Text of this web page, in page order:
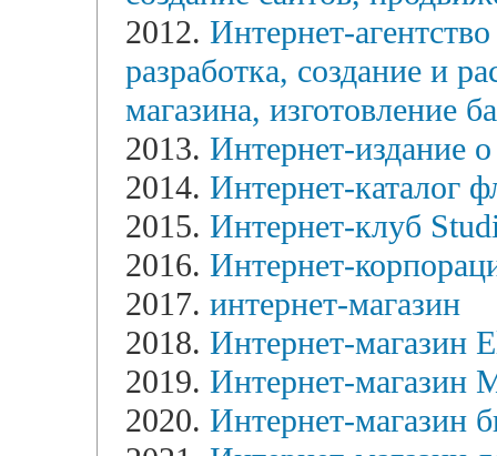
2012. Интернет-
разработка, создание и
магазина, изготовление
2013. Интернет-издание
2014. Интернет-каталог
2015. Интернет-клуб
2016. Интернет-
2017. интернет-магазин
2018. Интернет-магазин
2019. Интернет-магазин
2020. Интернет-магазин